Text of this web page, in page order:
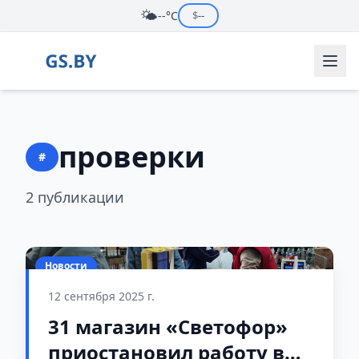
🌤️--°C $--
# проверки
2 публикации
Новости
12 сентября 2025 г.
31 магазин «Светофор»
приостановил работу в